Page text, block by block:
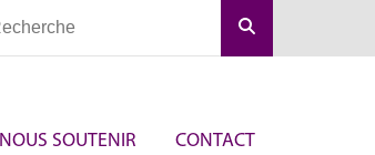
NOUS SOUTENIR CONTACT